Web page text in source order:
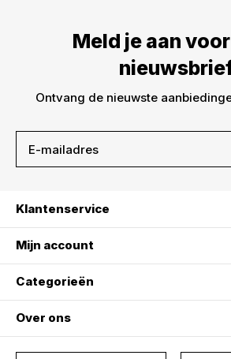
Meld je aan
Ontvang de nieuwste
Klantenservice
Mijn account
Categorieën
Over ons